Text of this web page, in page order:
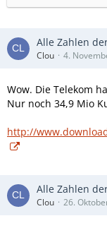
Alle Zahlen
Clou 4.
Wow. Die Telekom
Nur noch 34,9 Mio
http://
Alle Zahlen
Clou 26.